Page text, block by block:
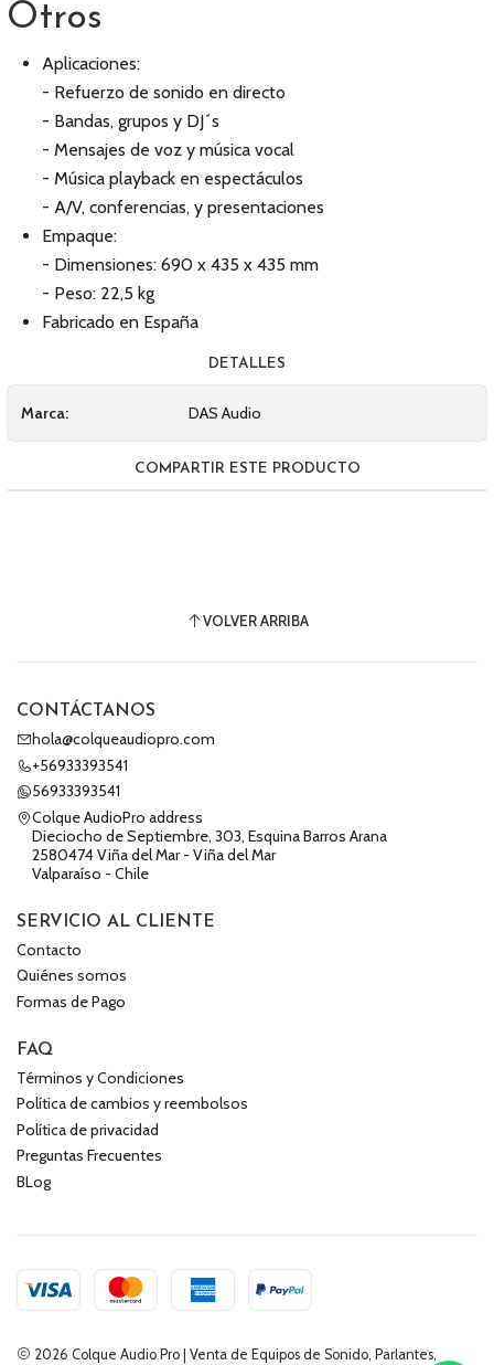
Otros
Aplicaciones:
- Refuerzo de sonido en directo
- Bandas, grupos y DJ´s
- Mensajes de voz y música vocal
- Música playback en espectáculos
- A/V, conferencias, y presentaciones
Empaque:
- Dimensiones: 690 x 435 x 435 mm
- Peso: 22,5 kg
Fabricado en España
DETALLES
Marca: DAS Audio
COMPARTIR ESTE PRODUCTO
VOLVER ARRIBA
CONTÁCTANOS
hola@colqueaudiopro.com
+56933393541
56933393541
Colque AudioPro address
Dieciocho de Septiembre, 303, Esquina Barros Arana
2580474 Viña del Mar - Viña del Mar
Valparaíso - Chile
SERVICIO AL CLIENTE
Contacto
Quiénes somos
Formas de Pago
FAQ
Términos y Condiciones
Política de cambios y reembolsos
Política de privacidad
Preguntas Frecuentes
BLog
2026 Colque Audio Pro | Venta de Equipos de Sonido, Parlantes,